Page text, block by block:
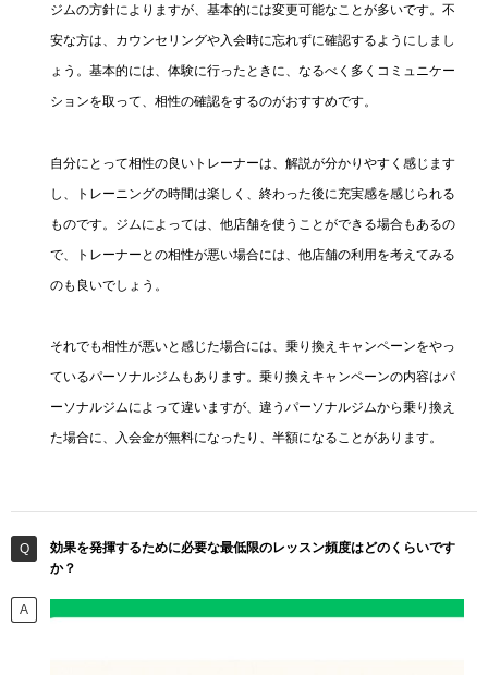
ジムの方針によりますが、基本的には変更可能なことが多いです。不
安な方は、カウンセリングや入会時に忘れずに確認するようにしまし
ょう。基本的には、体験に行ったときに、なるべく多くコミュニケー
ションを取って、相性の確認をするのがおすすめです。
自分にとって相性の良いトレーナーは、解説が分かりやすく感じます
し、トレーニングの時間は楽しく、終わった後に充実感を感じられる
ものです。ジムによっては、他店舗を使うことができる場合もあるの
で、トレーナーとの相性が悪い場合には、他店舗の利用を考えてみる
のも良いでしょう。
それでも相性が悪いと感じた場合には、乗り換えキャンペーンをやっ
ているパーソナルジムもあります。乗り換えキャンペーンの内容はパ
ーソナルジムによって違いますが、違うパーソナルジムから乗り換え
た場合に、入会金が無料になったり、半額になることがあります。
効果を発揮するために必要な最低限のレッスン頻度はどのくらいです
か？